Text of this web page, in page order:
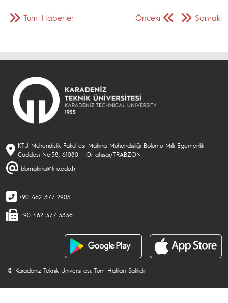
Önceki Sonraki
Tüm Haberler
KTÜ Mühendislik Fakültesi Makina Mühendisliği Bölümü Milli Egemenlik
Caddesi No:58, 61080 - Ortahisar/TRABZON
bbmakina@ktu.edu.tr
+90 462 377 2905
+90 462 377 3336
© Karadeniz Teknik Üniversitesi. Tüm Hakları Saklıdır